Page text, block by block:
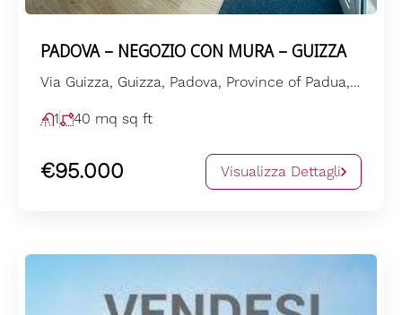
PADOVA – NEGOZIO CON MURA – GUIZZA
Via Guizza, Guizza, Padova, Province of Padua, Veneto, 35125, Italia
1 40 mq sq ft
€95.000 Visualizza Dettagli